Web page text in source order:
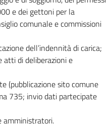
e dei gettoni per la
comunale e commissioni
dell’indennità di carica;
atti di deliberazioni e
(pubblicazione sito comune
735; invio dati partecipate
amministratori.